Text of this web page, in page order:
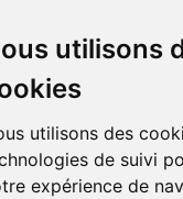
utilisons
utilisons des
de suivi
expérience de
mail
Mentions
Données
ligne